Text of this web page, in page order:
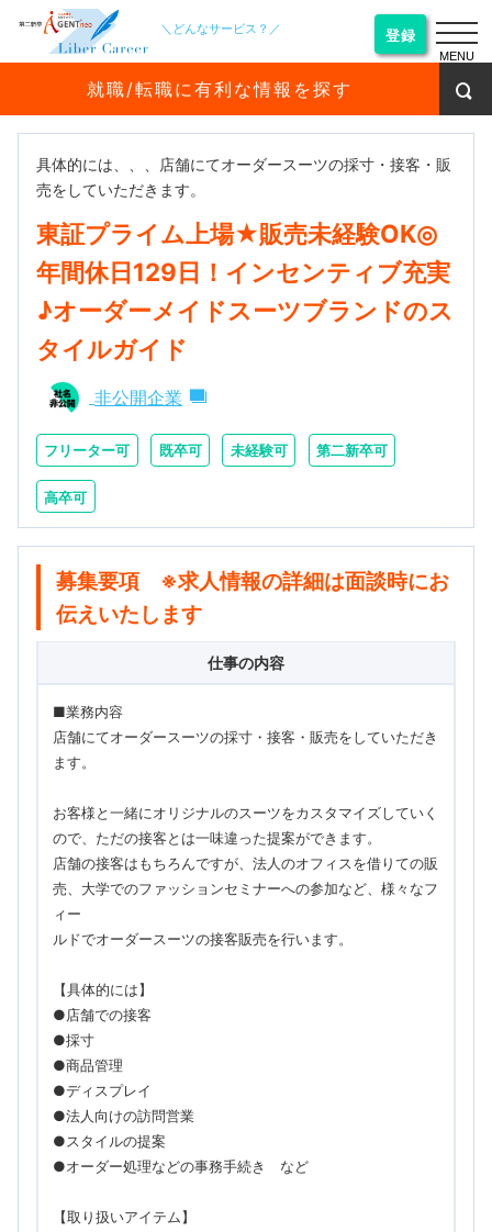
＼どんなサービス？／ 登録
就職/転職に有利な情報を探す
具体的には、、、店舗にてオーダースーツの採寸・接客・販
売をしていただきます。
東証プライム上場★販売未経験OK◎
年間休日129日！インセンティブ充実
♪オーダーメイドスーツブランドのス
タイルガイド
非公開企業
フリーター可 既卒可 未経験可 第二新卒可
高卒可
募集要項 ※求人情報の詳細は面談時にお
伝えいたします
仕事の内容
■業務内容
店舗にてオーダースーツの採寸・接客・販売をしていただき
ます。
お客様と一緒にオリジナルのスーツをカスタマイズしていく
ので、ただの接客とは一味違った提案ができます。
店舗の接客はもちろんですが、法人のオフィスを借りての販
売、大学でのファッションセミナーへの参加など、様々なフ
ィー
ルドでオーダースーツの接客販売を行います。
【具体的には】
●店舗での接客
●採寸
●商品管理
●ディスプレイ
●法人向けの訪問営業
●スタイルの提案
●オーダー処理などの事務手続き など
【取り扱いアイテム】
MENU